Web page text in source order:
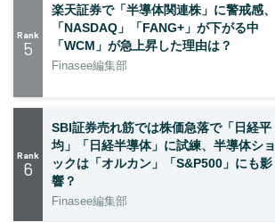
Rank
5
楽天証券で「半導体関連株」に警戒感、
「NASDAQ」「FANG+」が下がる中
「WCM」が急上昇した理由は？
Finasee編集部
Rank
6
SBI証券売れ筋では株価急落で「日経平
均」「日経半導体」に試練、半導体ショ
ックは「オルカン」「S&P500」にも影
響？
Finasee編集部